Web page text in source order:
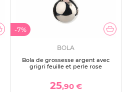
-7%
BOLA
Bola de grossesse argent avec
grigri feuille et perle rose
25,90 €